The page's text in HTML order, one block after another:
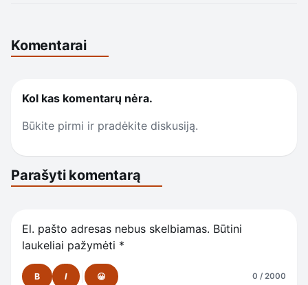
Komentarai
Kol kas komentarų nėra.
Būkite pirmi ir pradėkite diskusiją.
Parašyti komentarą
El. pašto adresas nebus skelbiamas. Būtini
laukeliai pažymėti *
B I 😀 0 / 2000